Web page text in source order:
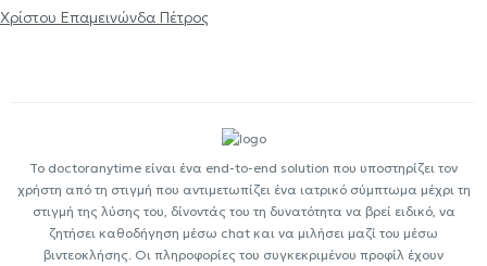
Χρίστου Επαμεινώνδα Πέτρος
Το doctoranytime είναι ένα end-to-end solution που υποστηρίζει τον
χρήστη από τη στιγμή που αντιμετωπίζει ένα ιατρικό σύμπτωμα μέχρι τη
στιγμή της λύσης του, δίνοντάς του τη δυνατότητα να βρεί ειδικό, να
ζητήσει καθοδήγηση μέσω chat και να μιλήσει μαζί του μέσω
βιντεοκλήσης. Οι πληροφορίες του συγκεκριμένου προφίλ έχουν